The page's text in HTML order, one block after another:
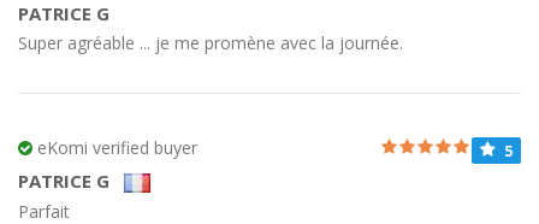
PATRICE G
Super agréable ... je me promène avec la journée.
eKomi verified buyer
PATRICE G
5
Parfait